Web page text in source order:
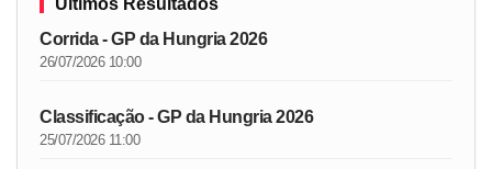
Corrida - GP da Hungria 2026
26/07/2026 10:00
Classificação - GP da Hungria 2026
25/07/2026 11:00